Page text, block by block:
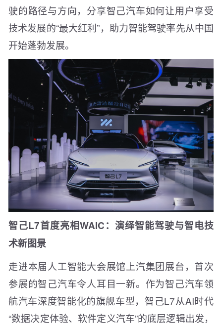
驶的路径与方向，分享智己汽车如何让用户享受
技术发展的“最大红利”，助力智能驾驶率先从中国
开始蓬勃发展。
智己L7首度亮相WAIC：演绎智能驾驶与智电技
术新图景
走进本届人工智能大会展馆上汽集团展台，首次
参展的智己汽车令人耳目一新。作为智己汽车领
航汽车深度智能化的旗舰车型，智己L7从AI时代
“数据决定体验、软件定义汽车”的底层逻辑出发，